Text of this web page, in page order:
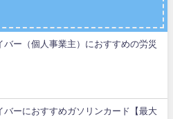
バー（個人事業主）におすすめの労災
バーにおすすめガソリンカード【最大